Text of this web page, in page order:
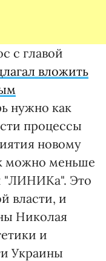
с главой
вложить
нужно как
процессы
новому
можно меньше
"ЛИНИКа". Это
власти, и
Николая
и
Украины